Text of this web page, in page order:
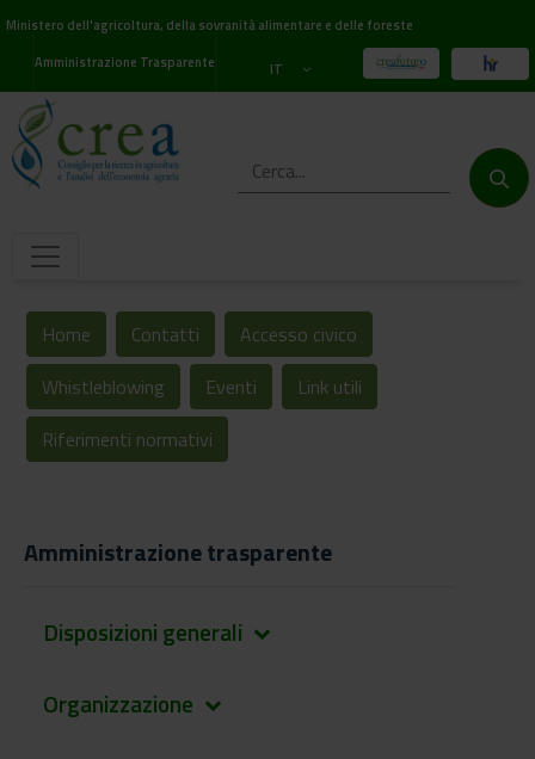
Ministero dell'agricoltura, della sovranità alimentare e delle foreste
Amministrazione Trasparente
IT
Home Contatti
Accesso civico
Whistleblowing
Eventi
Link utili
Riferimenti normativi
Amministrazione trasparente
Disposizioni generali keyboard_arrow_down
Organizzazione keyboard_arrow_down